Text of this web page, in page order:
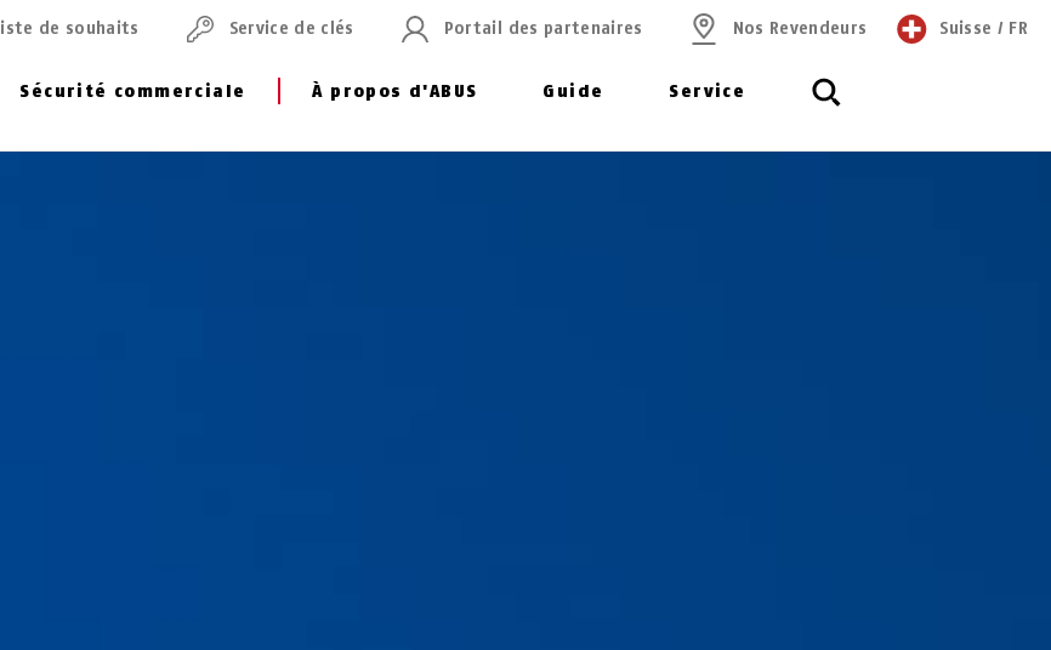
Sécurité commerciale À propos d'ABUS Guide Service
liste de souhaits Service de clés Portail des partenaires Nos Revendeurs Suisse / FR